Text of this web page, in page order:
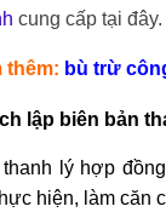
cung cấp tại đây.
thêm: bù trừ
lập biên bản
thanh lý hợp
hiện, làm căn